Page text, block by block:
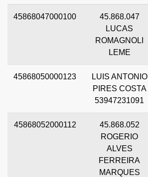
45868047000100
45.868.047
LUCAS
ROMAGNOLI
LEME
45868050000123
LUIS ANTONIO
PIRES COSTA
53947231091
45868052000112
45.868.052
ROGERIO
ALVES
FERREIRA
MARQUES